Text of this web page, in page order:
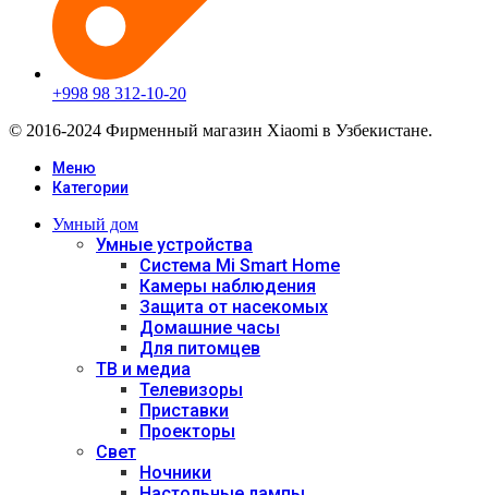
+998 98 312-10-20
© 2016-2024 Фирменный магазин Xiaomi в Узбекистане.
Меню
Категории
Умный дом
Умные устройства
Система Mi Smart Home
Камеры наблюдения
Защита от насекомых
Домашние часы
Для питомцев
ТВ и медиа
Телевизоры
Приставки
Проекторы
Свет
Ночники